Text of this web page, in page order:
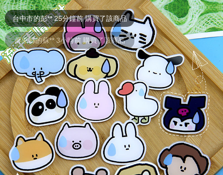
台中市的彭** 25分鐘前 購買了該商品
屏東縣的蘇** 3小時前 購買了該商品